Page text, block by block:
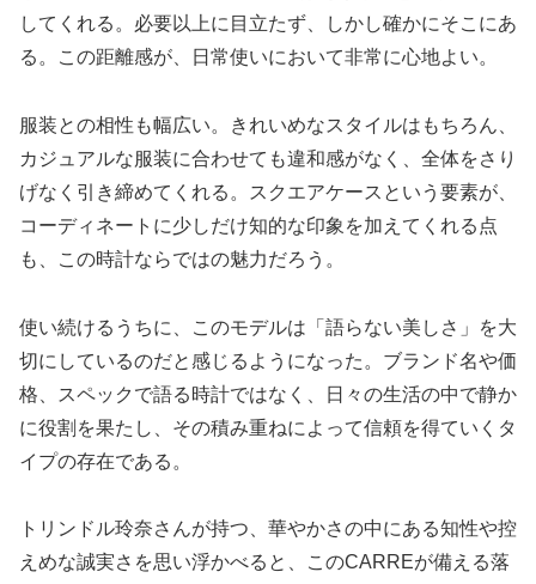
してくれる。必要以上に目立たず、しかし確かにそこにあ
る。この距離感が、日常使いにおいて非常に心地よい。
服装との相性も幅広い。きれいめなスタイルはもちろん、
カジュアルな服装に合わせても違和感がなく、全体をさり
げなく引き締めてくれる。スクエアケースという要素が、
コーディネートに少しだけ知的な印象を加えてくれる点
も、この時計ならではの魅力だろう。
使い続けるうちに、このモデルは「語らない美しさ」を大
切にしているのだと感じるようになった。ブランド名や価
格、スペックで語る時計ではなく、日々の生活の中で静か
に役割を果たし、その積み重ねによって信頼を得ていくタ
イプの存在である。
トリンドル玲奈さんが持つ、華やかさの中にある知性や控
えめな誠実さを思い浮かべると、このCARREが備える落